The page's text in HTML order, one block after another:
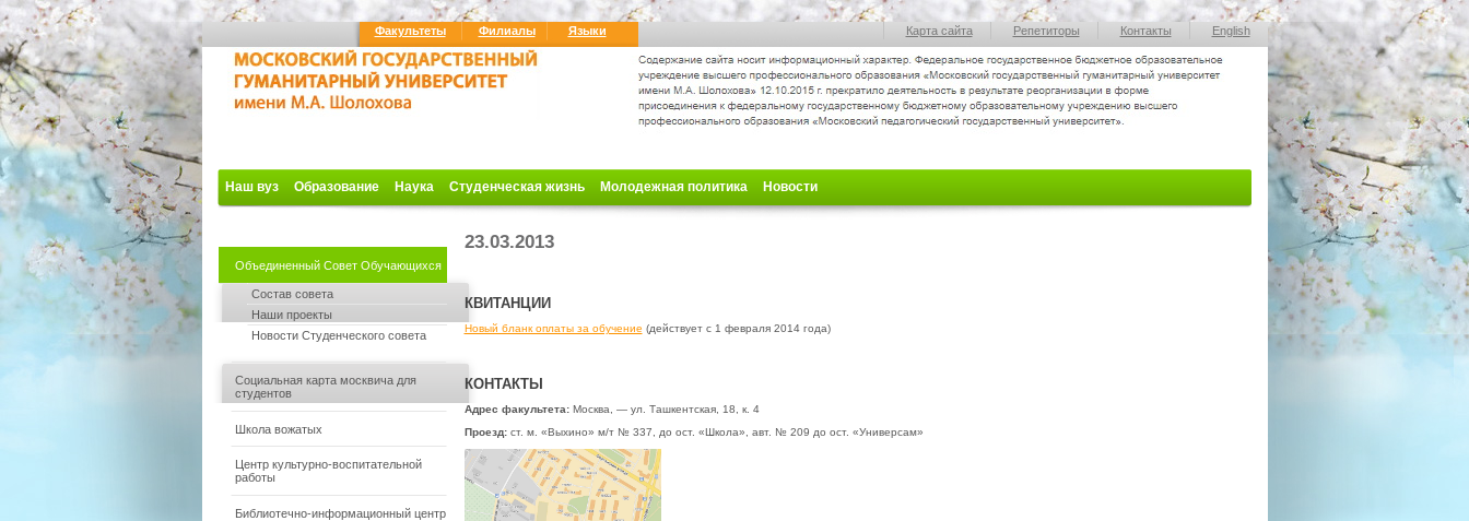
Факультеты Филиалы Языки Карта сайта Репетиторы Контакты English
Наш вуз Образование Наука Студенческая жизнь Молодежная политика Новости
Объединенный Совет Обучающихся
Состав совета
Наши проекты
Новости Студенческого совета
Социальная карта москвича для
студентов
Школа вожатых
Центр культурно-воспитательной
работы
Библиотечно-информационный центр
23.03.2013
КВИТАНЦИИ
Новый бланк оплаты за обучение (действует с 1 февраля 2014 года)
КОНТАКТЫ
Адрес факультета:Москва, — ул. Ташкентская, 18, к. 4
Проезд:ст. м. «Выхино» м/т № 337, до ост. «Школа», авт. № 209 до ост. «Универсам»